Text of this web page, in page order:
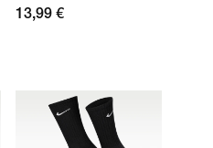
13,99 €